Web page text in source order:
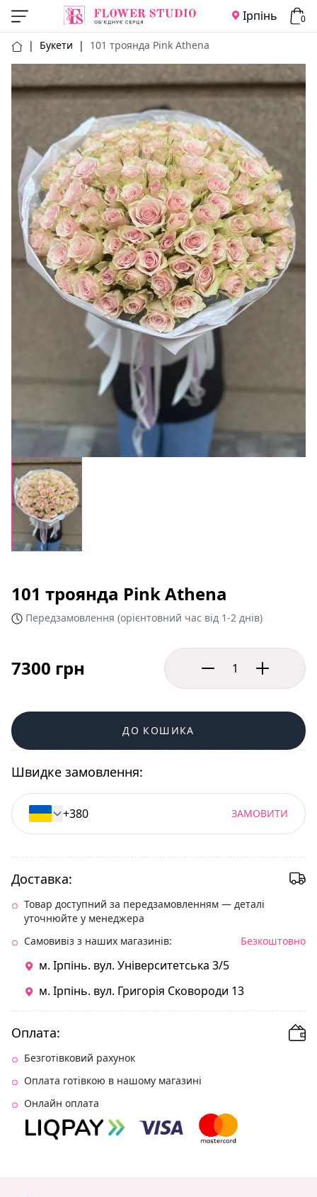
Ірпінь 0
| Букети | 101 троянда Pink Athena
101 троянда Pink Athena
Передзамовлення (орієнтовний час від 1-2 днів)
7300 грн
ДО КОШИКА
Швидке замовлення:
ЗАМОВИТИ
Доставка:
Товар доступний за передзамовленням — деталі
уточнюйте у менеджера
Самовивіз з наших магазинів:
Безкоштовно
м. Ірпінь. вул. Університетська 3/5
м. Ірпінь. вул. Григорія Сковороди 13
Оплата:
Безготівковий рахунок
Оплата готівкою в нашому магазині
Онлайн оплата